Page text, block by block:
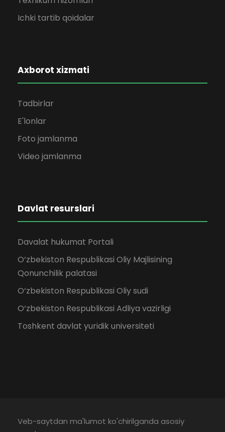
Ichki tartib qoidalar
Axborot xizmati
Tadbirlar
E'lonlar
Foto jamlanma
Video jamlanma
Davlat resurslari
Davalat hukumat Portali
O‘zbekiston Respublikasi Oliy Majlisining
Qonunchilik palatasi
O‘zbekiston Respublikasi Oliy sudi
O‘zbekiston Respublikasi Adliya vazirligi
Toshkent davlat yuridik universiteti
Veb-saytdan ma'lumot ko'chirilganda asosiy